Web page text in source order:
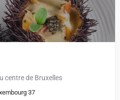
centre de Bruxelles
37